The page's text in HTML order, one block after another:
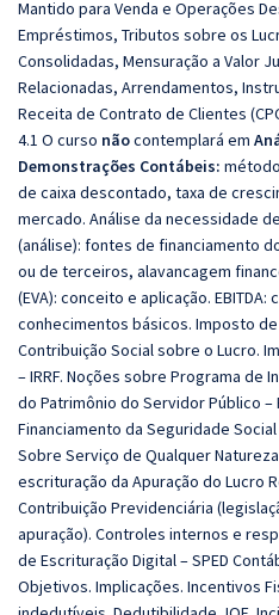
Mantido para Venda e Operações
Empréstimos, Tributos sobre os
Consolidadas, Mensuração a Valor
Relacionadas, Arrendamentos,
Receita de Contrato de Clientes
4.1 O curso nãocontemplará em
Demonstrações Contábeis:
de caixa descontado, taxa de
mercado. Análise da necessidade
(análise): fontes de financiamento
ou de terceiros, alavancagem
(EVA): conceito e aplicação.
conhecimentos básicos. Imposto
Contribuição Social sobre o Lucro.
– IRRF. Noções sobre Programa de
do Patrimônio do Servidor Público –
Financiamento da Seguridade
Sobre Serviço de Qualquer
escrituração da Apuração do Lucro
Contribuição Previdenciária
apuração). Controles internos e
de Escrituração Digital – SPED
Objetivos. Implicações. Incentivos